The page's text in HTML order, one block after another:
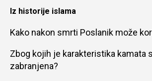
Iz historije islama
Kako nakon smrti Poslanik može
Zbog kojih je karakteristika kamata
zabranjena?